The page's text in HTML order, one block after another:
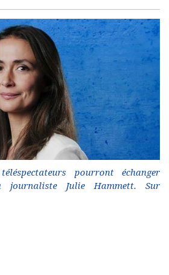
pourront échanger
journaliste Julie Hammett. Sur